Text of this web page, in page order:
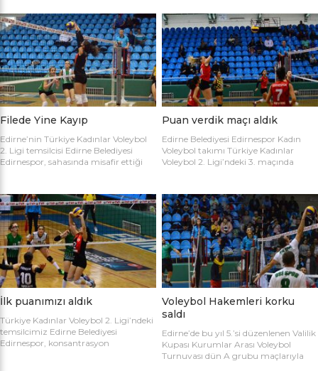
oynamaya hak kazanan takımlar
belirlendi. İlk oynanan yarı final
maçında Atletik Trakya takımını 25-
17, 25-7 ve 25-20’lik setlerle 3-0
mağlup eden Keşan Yıldızı takımı
finale adını ilk yazdıran takım oldu.
Oynanan ikinci maçta Avrupa
Yıldızları ile Kırcasalih […]
Temsilciliği olarak “Evinin Sultanları”
ismiyle Kadın Voleybol Turnuvası
organize ediliyor. 18 yaşını doldurmuş
tüm kadınların katılımına açık olan
turnuvaya katılım için takım
kaptanlarının sporcu listesini sağlık
raporlarıyla(sağlık ocağından
alınması yeterli) birlikte Gençlik Spor
İl […]
Filede Yine Kayıp
Edirne’nin Türkiye Kadınlar Voleybol
2. Ligi temsilcisi Edirne Belediyesi
Edirnespor, sahasında misafir ettiği
temsilcimiz Edirne Belediyesi
Edirnespor, Mimar Sinan Spor
Salonu’nda Manisa Salihli
Belediyespor’la karşılaştı. Takımlar
sahaya şu kadrolarla çıktılar: Edirne
Belediyesi Edirnespor: Simge, Edanur,
Sibel, Cere, Simge, Yaren, Halime,
Selay, Kübra, Deniz Salihli Belediye
Spor: […]
Puan verdik maçı aldık
Edirne Belediyesi Edirnespor Kadın
Voleybol takımı Türkiye Kadınlar
Voleybol 2. Ligi’ndeki 3. maçında
Salonu’nda Metin Demirbağ ve
Emrah Baran’ın yönettiği
karşılaşmaya takımlar şu kadrolarla
çıktılar: EDİRNESPOR: Simge
Gülağız, Edanur Bayraklı, Sibel Mert,
Ceren Atica, Simge Erden, S. Yaren
Tank, Halime Akay, Selay Çalışkan,
Büşra […]
İlk puanımızı aldık
Türkiye Kadınlar Voleybol 2. Ligi’ndeki
temsilcimiz Edirne Belediyesi
Edirnespor, konsantrasyon
Voleybol Hakemleri korku
saldı
Edirne’de bu yıl 5.’si düzenlenen Valilik
Kupası Kurumlar Arası Voleybol
Turnuvası dün A grubu maçlarıyla